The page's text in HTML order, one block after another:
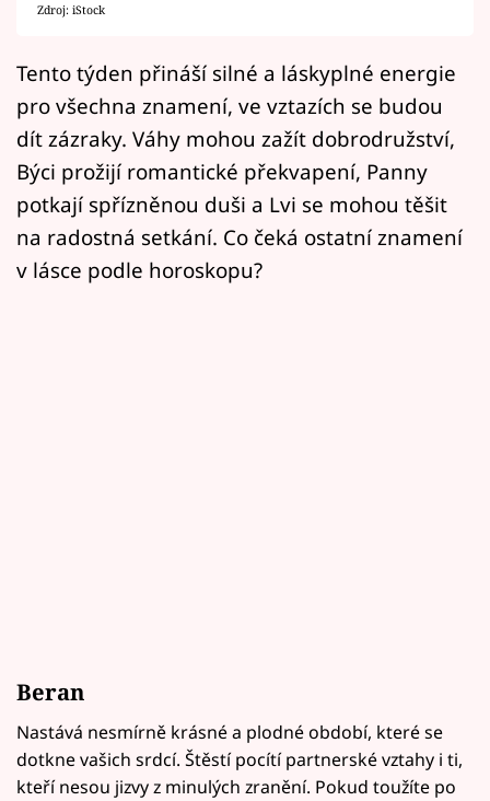
Přihlášení
Sledujte nás
Zdroj: iStock
Tento týden přináší silné a láskyplné energie
pro všechna znamení, ve vztazích se budou
dít zázraky. Váhy mohou zažít dobrodružství,
Býci prožijí romantické překvapení, Panny
potkají spřízněnou duši a Lvi se mohou těšit
na radostná setkání. Co čeká ostatní znamení
v lásce podle horoskopu?
Beran
Nastává nesmírně krásné a plodné období, které se
dotkne vašich srdcí. Štěstí pocítí partnerské vztahy i ti,
kteří nesou jizvy z minulých zranění. Pokud toužíte po